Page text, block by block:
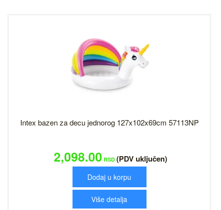
Intex bazen za decu jednorog 127x102x69cm 57113NP
2,098.00 RSD (PDV uključen)
Dodaj u korpu
Više detalja